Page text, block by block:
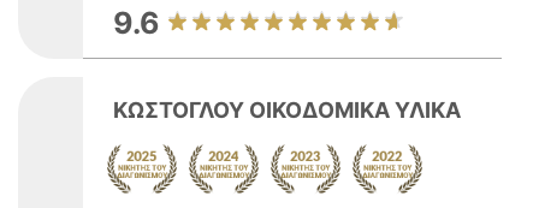
9.6
ΚΩΣΤΟΓΛΟΥ ΟΙΚΟΔΟΜΙΚΑ ΥΛΙΚΑ